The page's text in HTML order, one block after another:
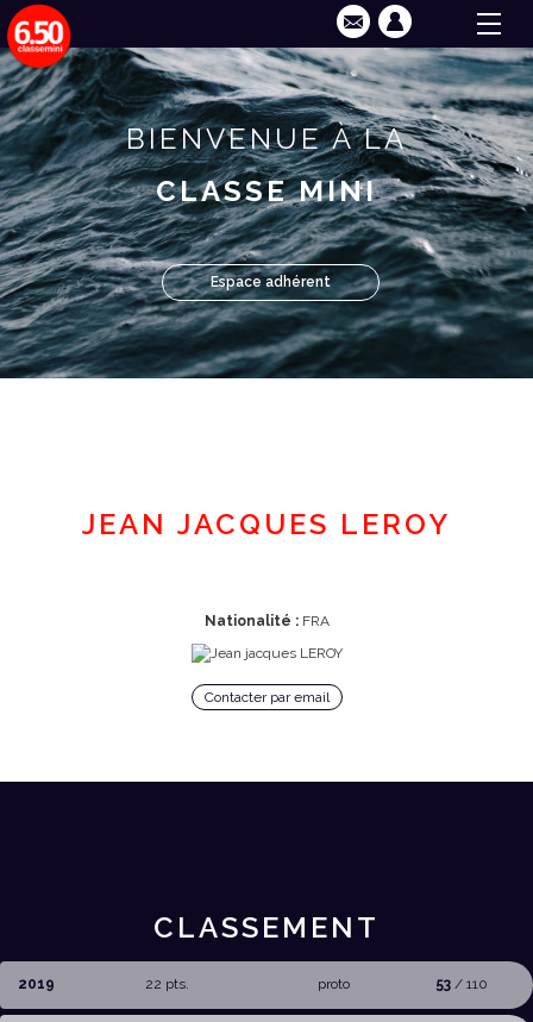
BIENVENUE À LA
CLASSE MINI
Espace adhérent
JEAN JACQUES LEROY
Nationalité :FRA
Contacter par email
CLASSEMENT
2019 22 pts. proto 53/ 110